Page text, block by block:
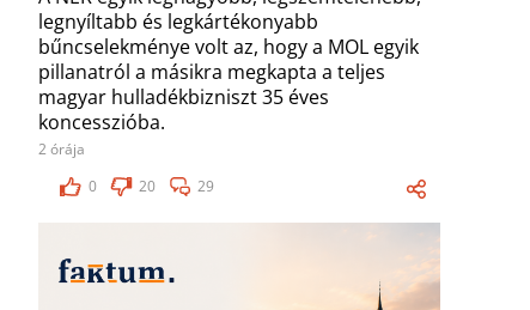
legnyíltabb és legkártékonyabb
bűncselekménye volt az, hogy a MOL egyik
pillanatról a másikra megkapta a teljes
magyar hulladékbizniszt 35 éves
koncesszióba.
2 órája
0
20 29